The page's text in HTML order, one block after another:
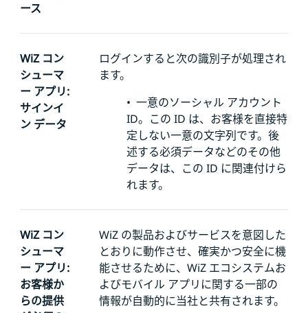
ース
WiZ コン
シューマ
ー アプリ:
サインイ
ン データ
ログインすると次の識別子が処理され
ます。
• 一意のソーシャル アカウント
ID。この ID は、お客様を直接特
定しない一意の文字列です。後
述する必須データなどのその他
データは、この ID に関連付けら
れます。
WiZ コン
シューマ
ー アプリ:
お客様か
らの提供
WiZ の製品およびサービスを意図した
とおりに動作させ、確実かつ安全に機
能させるために、WiZ エコシステムお
よびモバイル アプリに関する一部の
情報が自動的に当社と共有されます。